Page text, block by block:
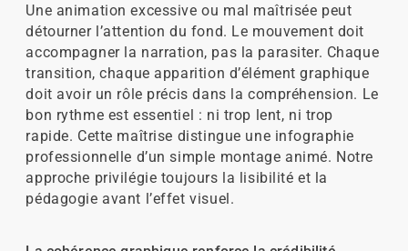
Une animation excessive ou mal maîtrisée peut
détourner l’attention du fond. Le mouvement doit
accompagner la narration, pas la parasiter. Chaque
transition, chaque apparition d’élément graphique
doit avoir un rôle précis dans la compréhension. Le
bon rythme est essentiel : ni trop lent, ni trop
rapide. Cette maîtrise distingue une infographie
professionnelle d’un simple montage animé. Notre
approche privilégie toujours la lisibilité et la
pédagogie avant l’effet visuel.